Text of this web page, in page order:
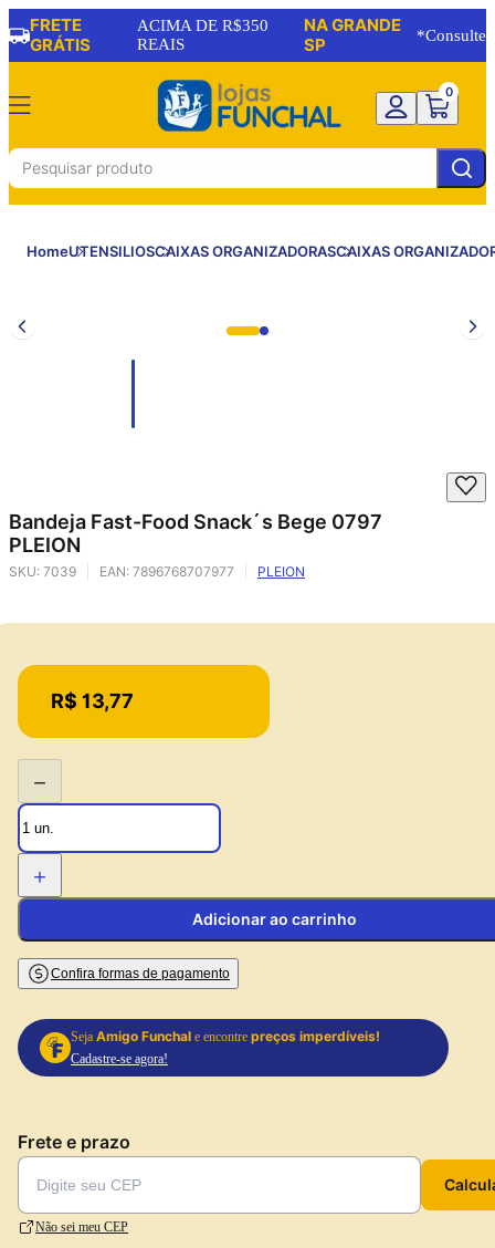
FRETE
GRÁTIS
ACIMA DE R$350
REAIS
NA GRANDE
SP
*Consulte
0
HomeUTENSILIOSCAIXAS ORGANIZADORASCAIXAS
Bandeja Fast-Food Snack´s Bege 0797
PLEION
SKU: 7039 EAN: 7896768707977 PLEION
Price:
R$ 13,77
−
+
Adicionar ao carrinho
Confira formas de pagamento
Seja Amigo Funchal e encontre preços imperdíveis!
Cadastre-se agora!
Frete e prazo
Não sei meu CEP